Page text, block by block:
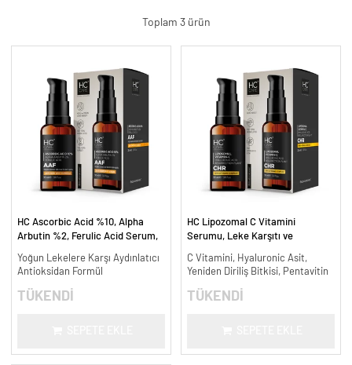
Toplam 3 ürün
HC Ascorbic Acid %10, Alpha
Arbutin %2, Ferulic Acid Serum,
ml.
Yoğun Lekelere Karşı Aydınlatıcı
Antioksidan Formül
TÜKENDİ
HC Lipozomal C Vitamini
Serumu, Leke Karşıtı ve
C Vitamini, Hyaluronic Asit,
Yeniden Diriliş Bitkisi, Pentavitin
TÜKENDİ